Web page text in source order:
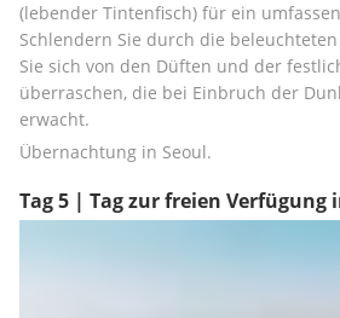
(lebender Tintenfisch) für ein
Schlendern Sie durch die
Sie sich von den Düften und der
überraschen, die bei Einbruch der
erwacht.
Übernachtung in Seoul.
Tag 5 | Tag zur freien Verfügung